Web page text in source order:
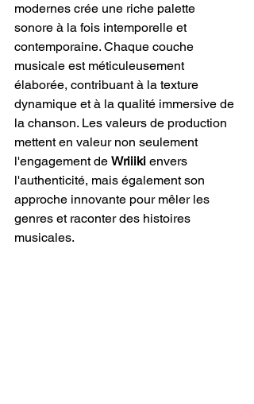
modernes crée une riche palette
sonore à la fois intemporelle et
contemporaine. Chaque couche
musicale est méticuleusement
élaborée, contribuant à la texture
dynamique et à la qualité immersive de
la chanson. Les valeurs de production
mettent en valeur non seulement
l'engagement de Wriiiki envers
l'authenticité, mais également son
approche innovante pour mêler les
genres et raconter des histoires
musicales.